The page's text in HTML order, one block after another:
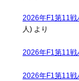
2026年F1第11戦
人)より
2026年F1第11戦
2026年F1第11戦